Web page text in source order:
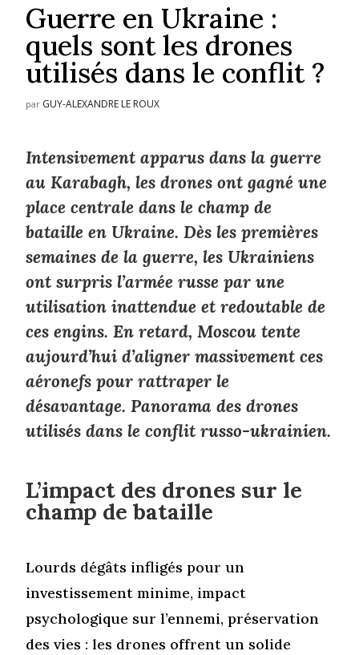
Guerre en Ukraine :
quels sont les drones
utilisés dans le conflit ?
par GUY-ALEXANDRE LE ROUX
Intensivement apparus dans la guerre
au Karabagh, les drones ont gagné une
place centrale dans le champ de
bataille en Ukraine. Dès les premières
semaines de la guerre, les Ukrainiens
ont surpris l’armée russe par une
utilisation inattendue et redoutable de
ces engins. En retard, Moscou tente
aujourd’hui d’aligner massivement ces
aéronefs pour rattraper le
désavantage. Panorama des drones
utilisés dans le conflit russo-ukrainien.
L’impact des drones sur le
champ de bataille
Lourds dégâts infligés pour un
investissement minime, impact
psychologique sur l’ennemi, préservation
des vies : les drones offrent un solide